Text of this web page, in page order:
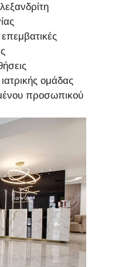
ομάδας
προσωπικού